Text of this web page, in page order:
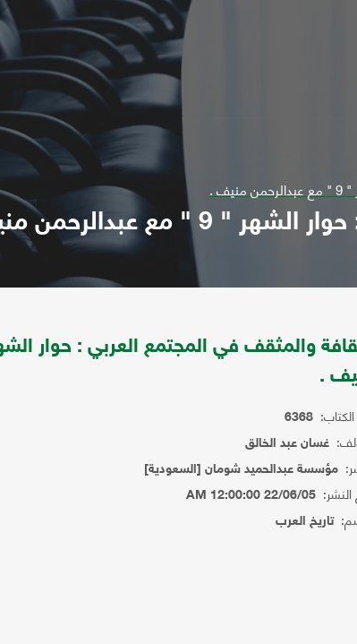
.
عبدالرحمن منيف .
.
6368
غسان عبد الخالق
مؤسسة عبدالحميد شومان [السعودية]
النشر: 22/06/05 12:00:00 AM
تاريخ العرب